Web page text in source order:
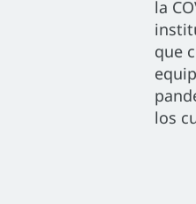
la
que
los